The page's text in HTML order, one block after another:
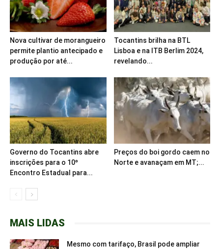
Nova cultivar de morangueiro
permite plantio antecipado e
produção por até...
Tocantins brilha na BTL
Lisboa e na ITB Berlim 2024,
revelando...
Governo do Tocantins abre
inscrições para o 10º
Encontro Estadual para...
Preços do boi gordo caem no
Norte e avanaçam em MT;...
MAIS LIDAS
Mesmo com tarifaço, Brasil pode ampliar